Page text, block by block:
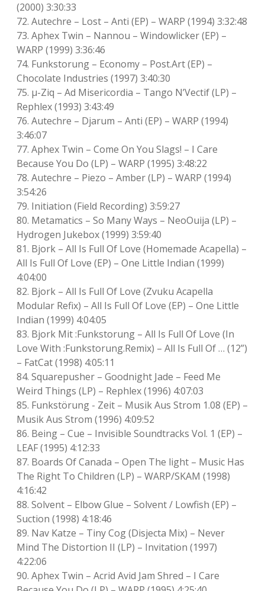
(2000) 3:30:33
72. Autechre – Lost – Anti (EP) – WARP (1994) 3:32:48
73. Aphex Twin – Nannou – Windowlicker (EP) –
WARP (1999) 3:36:46
74. Funkstorung – Economy – Post.Art (EP) –
Chocolate Industries (1997) 3:40:30
75. μ-Ziq – Ad Misericordia – Tango N’Vectif (LP) –
Rephlex (1993) 3:43:49
76. Autechre – Djarum – Anti (EP) – WARP (1994)
3:46:07
77. Aphex Twin – Come On You Slags! – I Care
Because You Do (LP) – WARP (1995) 3:48:22
78. Autechre – Piezo – Amber (LP) – WARP (1994)
3:54:26
79. Initiation (Field Recording) 3:59:27
80. Metamatics – So Many Ways – NeoOuija (LP) –
Hydrogen Jukebox (1999) 3:59:40
81. Bjork – All Is Full Of Love (Homemade Acapella) –
All Is Full Of Love (EP) – One Little Indian (1999)
4:04:00
82. Bjork – All Is Full Of Love (Zvuku Acapella
Modular Refix) – All Is Full Of Love (EP) – One Little
Indian (1999) 4:04:05
83. Bjork Mit :Funkstorung – All Is Full Of Love (In
Love With :Funkstorung.Remix) – All Is Full Of … (12”)
– FatCat (1998) 4:05:11
84. Squarepusher – Goodnight Jade – Feed Me
Weird Things (LP) – Rephlex (1996) 4:07:03
85. Funkstörung ‎- Zeit – Musik Aus Strom 1.08 (EP) –
Musik Aus Strom (1996) 4:09:52
86. Being – Cue – Invisible Soundtracks Vol. 1 (EP) –
LEAF (1995) 4:12:33
87. Boards Of Canada – Open The light – Music Has
The Right To Children (LP) – WARP/SKAM (1998)
4:16:42
88. Solvent – Elbow Glue – Solvent / Lowfish (EP) –
Suction (1998) 4:18:46
89. Nav Katze – Tiny Cog (Disjecta Mix) – Never
Mind The Distortion II (LP) – Invitation (1997)
4:22:06
90. Aphex Twin – Acrid Avid Jam Shred – I Care